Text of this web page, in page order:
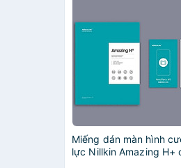
Miếng dán màn hình
lực Nillkin Amazing H+